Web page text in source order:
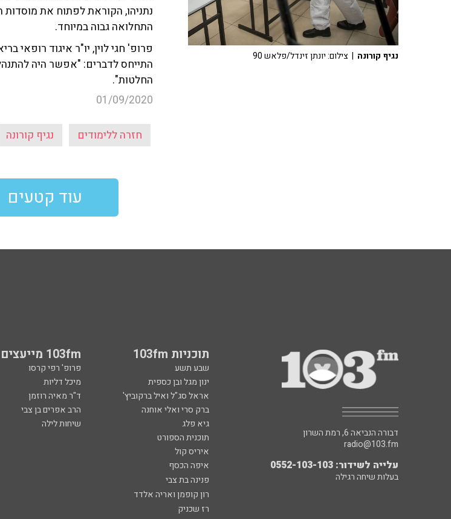
נתניהו, הקוראת לפתוח את מוסדות
התחלואה גבוה במיוחד.
פרופ' חגי לוין, יו"ר איגוד רופאי
התייחס לדברים: "אפשר היה
החלטות".
01/09/2020
חזרה ללימודים נגיף קורונה
נגיף קורונה | צילום: יונתן זינדל/פלאש 90
עוד קטעים
תוכניות 103fm 103fm מייעצים
שבע תשע פרופ' רפי קרסו
ינון מגל ובן כספית
מיכל דליות
אראל סג"ל ואיל ברקוביץ'
ד"ר מאיה רוזמן
ברק סרי ואלי אוחנה
הרב אפרים בן צבי
גיא פלג
שיחות לילה
תוכנית הספורט
איריס קול
איפה הכסף
פנינה בת צבי
רון קופמן ואריה אלדד
רז שכניק
דבורה הנביאה 6, רמת השרון
radio@103.fm
עלייה לשידור: 0552-103-103
בעלות שיחה רגילה